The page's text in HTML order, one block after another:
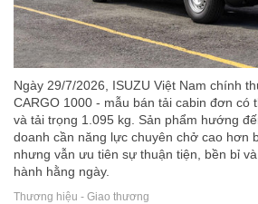
Ngày 29/7/2026, ISUZU Việt Nam chính
CARGO 1000 - mẫu bán tải cabin đơn có
và tải trọng 1.095 kg. Sản phẩm hướng
doanh cần năng lực chuyên chở cao hơn
nhưng vẫn ưu tiên sự thuận tiện, bền bỉ
hành hằng ngày.
Thương hiệu - Giao thương